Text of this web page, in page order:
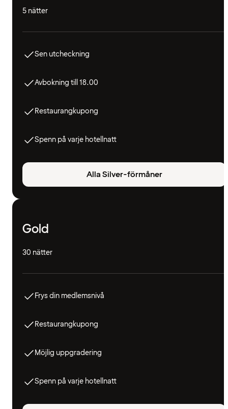
5 nätter
Sen utcheckning
Avbokning till 18.00
Restaurangkupong
Spenn på varje hotellnatt
Alla Silver-förmåner
Gold
30 nätter
Frys din medlemsnivå
Restaurangkupong
Möjlig uppgradering
Spenn på varje hotellnatt